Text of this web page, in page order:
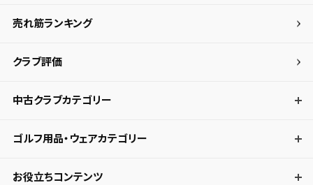
売れ筋ランキング
クラブ評価
中古クラブカテゴリー
ゴルフ用品・ウェアカテゴリー
お役立ちコンテンツ